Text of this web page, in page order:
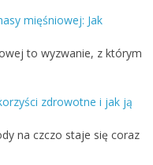
mięśniowej: Jak
to wyzwanie, z którym
zdrowotne i jak ją
na czczo staje się coraz